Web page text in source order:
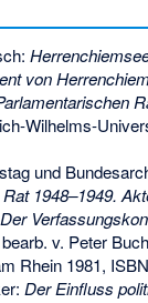
von
Wilhelms-
und
1948–1949.
Der
v. Peter
Rhein 1981,
Der Einfluss